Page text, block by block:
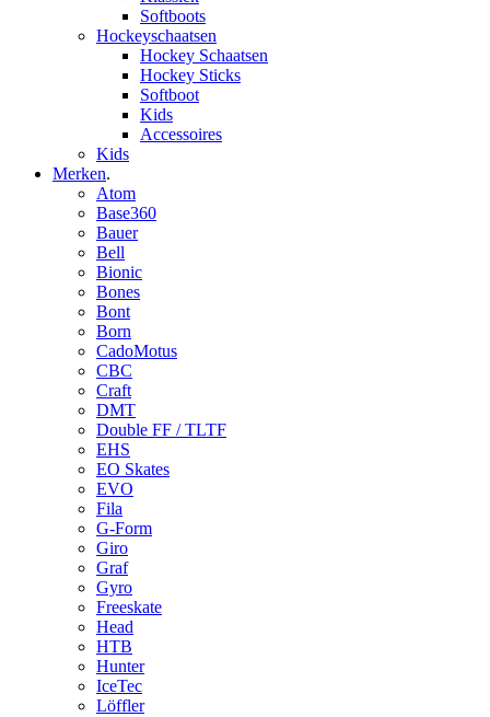
Softboots
Hockeyschaatsen
Hockey Schaatsen
Hockey Sticks
Softboot
Kids
Accessoires
Kids
Merken.
Atom
Base360
Bauer
Bell
Bionic
Bones
Bont
Born
CadoMotus
CBC
Craft
DMT
Double FF / TLTF
EHS
EO Skates
EVO
Fila
G-Form
Giro
Graf
Gyro
Freeskate
Head
HTB
Hunter
IceTec
Löffler